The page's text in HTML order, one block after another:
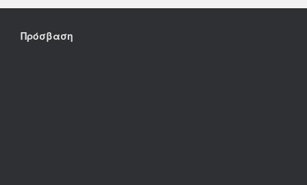
Πρόσβαση